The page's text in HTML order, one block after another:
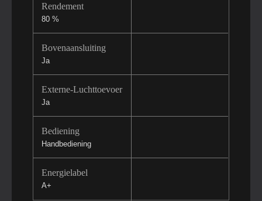
Rendement
80 %
Bovenaansluiting
Ja
Externe-Luchttoevoer
Ja
Bediening
Handbediening
Energielabel
A+